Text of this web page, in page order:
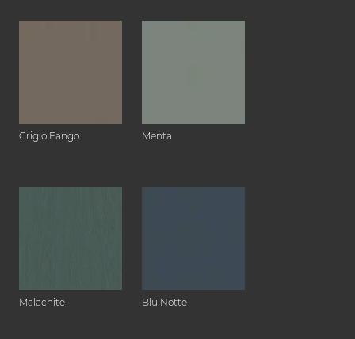
Grigio Fango Menta
Malachite Blu Notte